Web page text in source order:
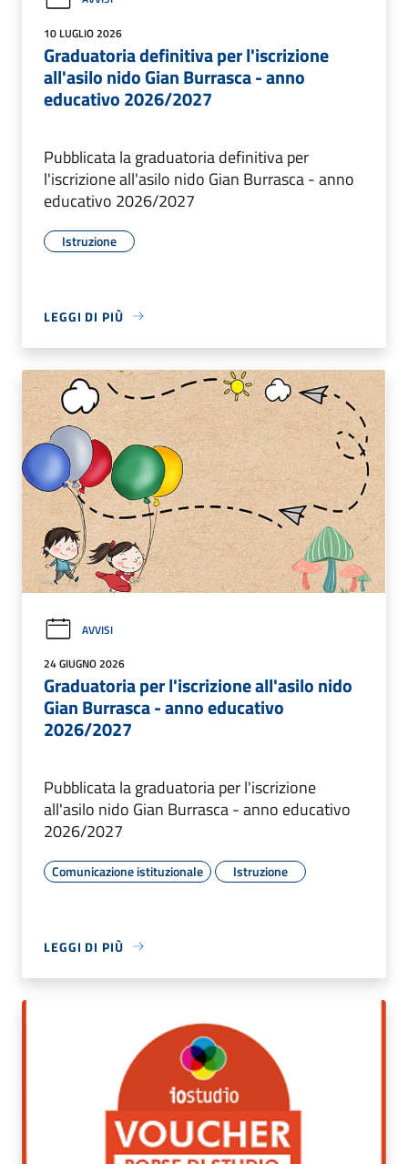
10 LUGLIO 2026
Graduatoria definitiva per l'iscrizione
all'asilo nido Gian Burrasca - anno
educativo 2026/2027
Pubblicata la graduatoria definitiva per
l'iscrizione all'asilo nido Gian Burrasca - anno
educativo 2026/2027
Istruzione
LEGGI DI PIÙ
AVVISI
24 GIUGNO 2026
Graduatoria per l'iscrizione all'asilo nido
Gian Burrasca - anno educativo
2026/2027
Pubblicata la graduatoria per l'iscrizione
all'asilo nido Gian Burrasca - anno educativo
2026/2027
Comunicazione istituzionale Istruzione
LEGGI DI PIÙ